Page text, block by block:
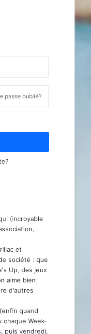
passe oublié?
(incroyable
et
société : que
Up, des jeux
aime bien
d'autres
quand
chaque Week-
puis vendredi,